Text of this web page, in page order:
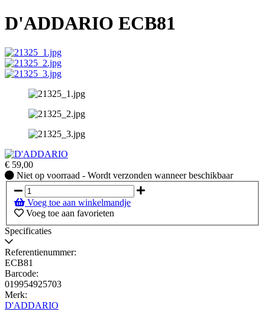
D'ADDARIO ECB81
€ 59,00
Niet
op
voorraad
-
Wordt
verzonden
beschikbaar
Niet op voorraad - Wordt verzonden wanneer beschikbaar
Voeg toe aan winkelmandje
Voeg toe aan favorieten
Specificaties
Referentienummer:
ECB81
Barcode:
019954925703
Merk:
D'ADDARIO